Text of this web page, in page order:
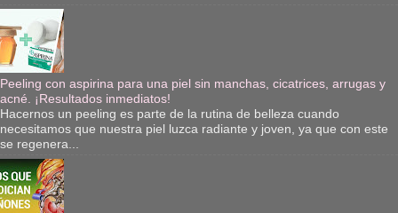
Peeling con aspirina para una piel sin manchas, cicatrices, arrugas y
acné. ¡Resultados inmediatos!
Hacernos un peeling es parte de la rutina de belleza cuando
necesitamos que nuestra piel luzca radiante y joven, ya que con este
se regenera...